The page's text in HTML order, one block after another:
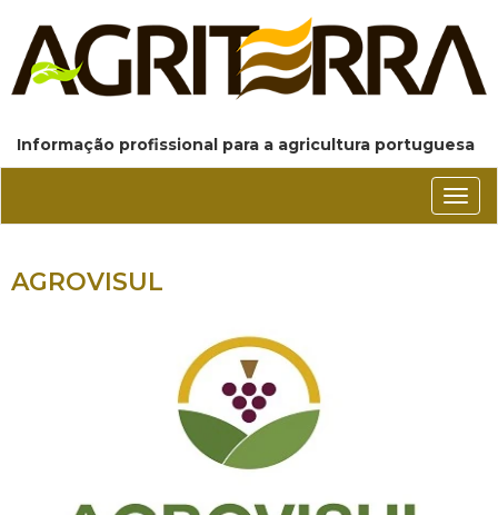
Informação profissional para a agricultura portuguesa
AGROVISUL